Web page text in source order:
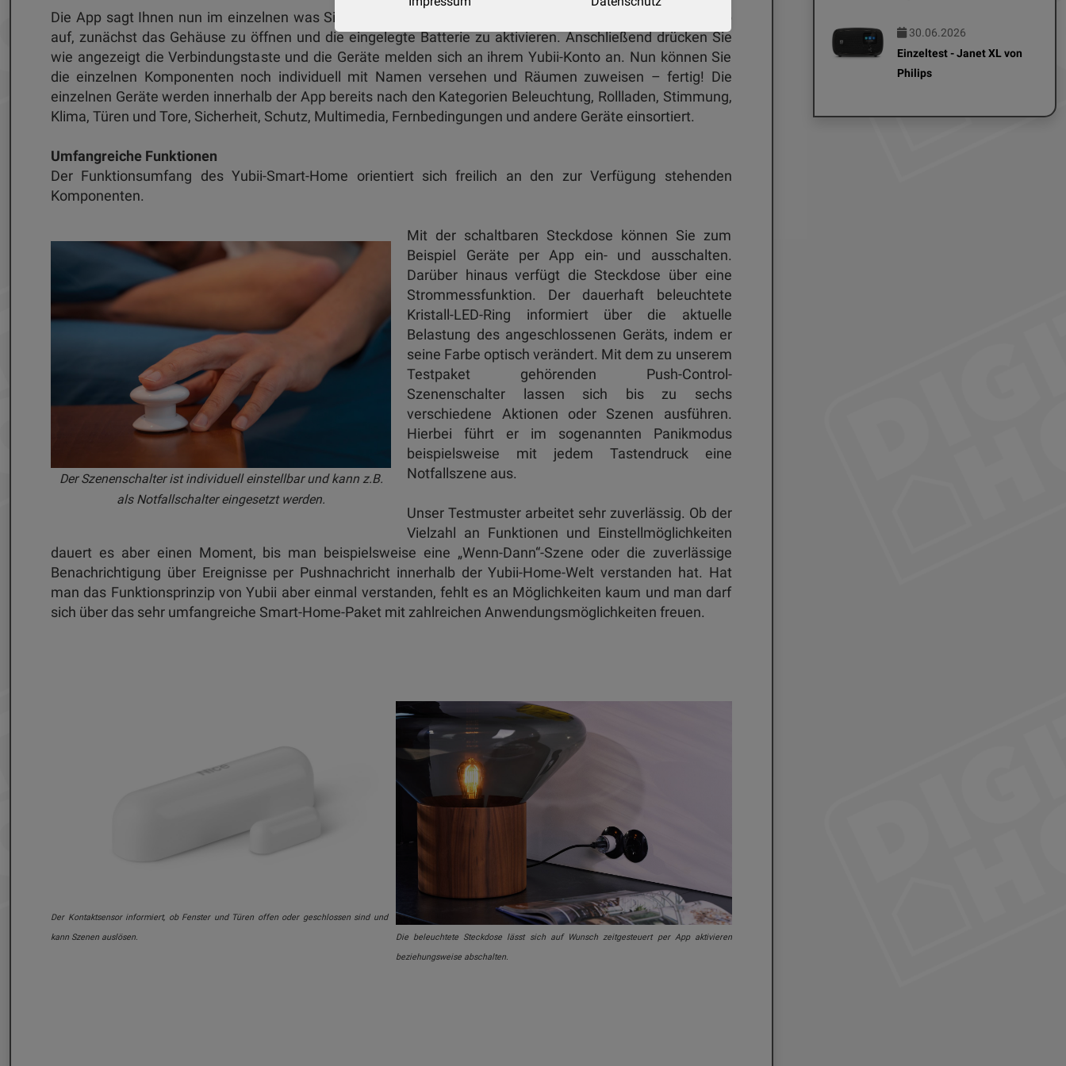
Die App sagt Ihnen nun im einzelnen was Sie tun müssen. Bei unseren Komponenten fordert uns die App
auf, zunächst das Gehäuse zu öffnen und die eingelegte Batterie zu aktivieren. Anschließend drücken Sie
wie angezeigt die Verbindungstaste und die Geräte melden sich an ihrem Yubii-Konto an. Nun können Sie
die einzelnen Komponenten noch individuell mit Namen versehen und Räumen zuweisen – fertig! Die
einzelnen Geräte werden innerhalb der App bereits nach den Kategorien Beleuchtung, Rollladen, Stimmung,
Klima, Türen und Tore, Sicherheit, Schutz, Multimedia, Fernbedingungen und andere Geräte einsortiert.
Umfangreiche Funktionen
Der Funktionsumfang des Yubii-Smart-Home orientiert sich freilich an den zur Verfügung stehenden
Komponenten.
Der Szenenschalter ist individuell einstellbar und kann z.B.
als Notfallschalter eingesetzt werden.
Mit der schaltbaren Steckdose können Sie zum
Beispiel Geräte per App ein- und ausschalten.
Darüber hinaus verfügt die Steckdose über eine
Strommessfunktion. Der dauerhaft beleuchtete
Kristall-LED-Ring informiert über die aktuelle
Belastung des angeschlossenen Geräts, indem er
seine Farbe optisch verändert. Mit dem zu unserem
Testpaket gehörenden Push-Control-
Szenenschalter lassen sich bis zu sechs
verschiedene Aktionen oder Szenen ausführen.
Hierbei führt er im sogenannten Panikmodus
beispielsweise mit jedem Tastendruck eine
Notfallszene aus.
Unser Testmuster arbeitet sehr zuverlässig. Ob der
Vielzahl an Funktionen und Einstellmöglichkeiten
dauert es aber einen Moment, bis man beispielsweise eine „Wenn-Dann“-Szene oder die zuverlässige
Benachrichtigung über Ereignisse per Pushnachricht innerhalb der Yubii-Home-Welt verstanden hat. Hat
man das Funktionsprinzip von Yubii aber einmal verstanden, fehlt es an Möglichkeiten kaum und man darf
sich über das sehr umfangreiche Smart-Home-Paket mit zahlreichen Anwendungsmöglichkeiten freuen.
Der Kontaktsensor informiert, ob Fenster und Türen offen oder geschlossen sind und
kann Szenen auslösen.
Die beleuchtete Steckdose lässt sich auf Wunsch zeitgesteuert per App aktivieren
beziehungsweise abschalten.
30.06.2026
Einzeltest - Janet XL von
Philips